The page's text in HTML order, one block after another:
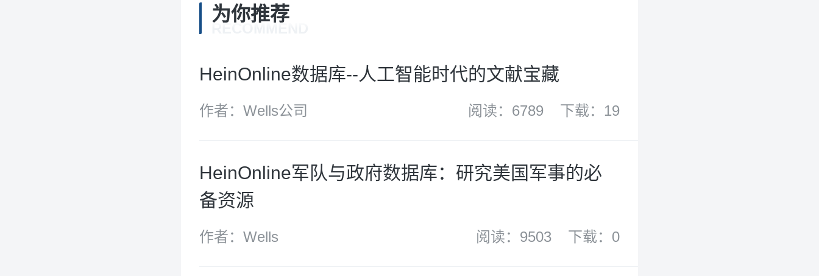
为你推荐
RECOMMEND
HeinOnline数据库--人工智能时代的文献宝藏
作者：Wells公司 阅读：6789 下载：19
HeinOnline军队与政府数据库：研究美国军事的必
备资源
作者：Wells 阅读：9503 下载：0